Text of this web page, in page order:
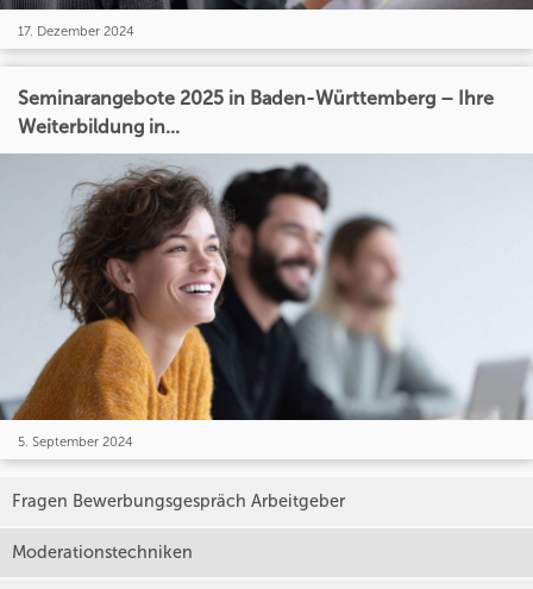
17. Dezember 2024
Seminarangebote 2025 in Baden-Württemberg – Ihre
Weiterbildung in...
5. September 2024
Fragen Bewerbungsgespräch Arbeitgeber
Moderationstechniken